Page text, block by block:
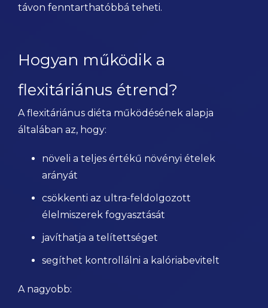
távon fenntarthatóbbá teheti.
Hogyan működik a
flexitáriánus étrend?
A flexitáriánus diéta működésének alapja
általában az, hogy:
növeli a teljes értékű növényi ételek
arányát
csökkenti az ultra-feldolgozott
élelmiszerek fogyasztását
javíthatja a telítettséget
segíthet kontrollálni a kalóriabevitelt
A nagyobb: